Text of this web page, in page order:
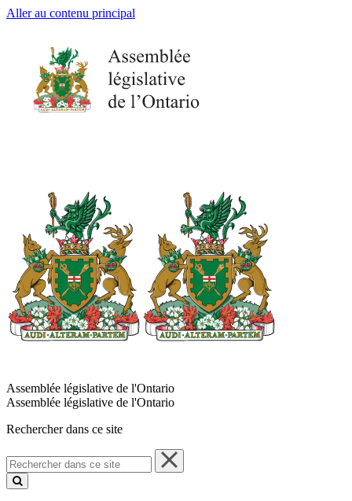
Aller au contenu principal
Assemblée législative de l'Ontario
Assemblée législative de l'Ontario
Rechercher dans ce site
Rechercher
dans
ce